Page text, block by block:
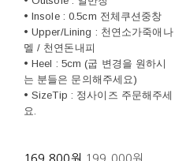
• Insole : 0.5cm 전체쿠션중창
• Upper/Lining : 천연소가죽애나
멜 / 천연돈내피
• Heel : 5cm (굽 변경을 원하시
는 분들은 문의해주세요)
• SizeTip : 정사이즈 주문해주세
요.
169,800원 199,000원